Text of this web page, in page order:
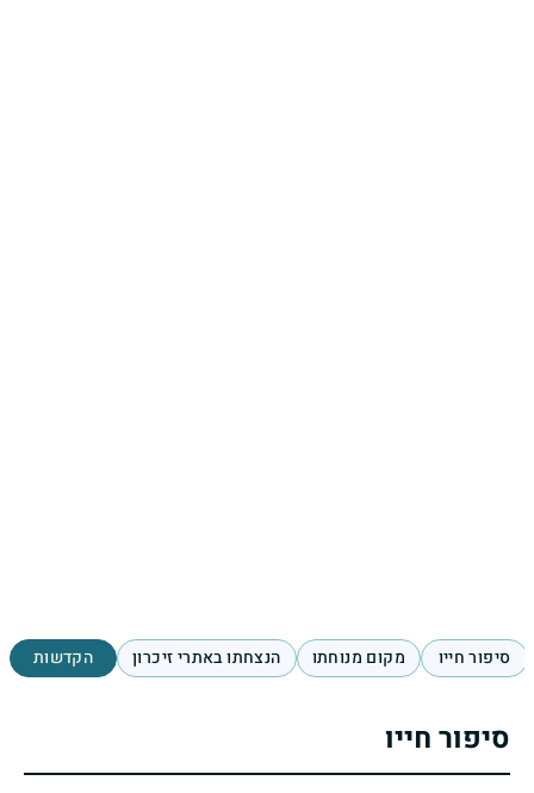
סיפור חייו מקום מנוחתו הנצחתו באתרי זיכרון הקדשות
סיפור חייו